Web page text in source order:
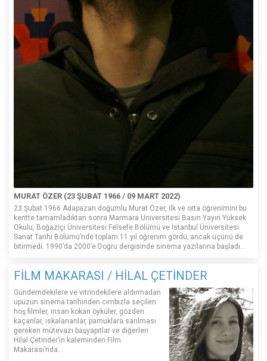
MURAT ÖZER (23 ŞUBAT 1966 / 09 MART 2022)
23 Şubat 1966 Adapazarı doğumlu Murat Özer, ilk ve orta öğrenimini bu
kentte tamamladıktan sonra Marmara Üniversitesi Basın Yayın Yüksek
Okulu, Boğaziçi Üniversitesi Felsefe Bölümü ve İstanbul Üniversitesi
Sanat Tarihi Bölümü’nde toplam 11 yıl öğrenim gördü; ancak üçünü de
bitirmedi. 1990’da 2000’e Doğru dergisinde sinema yazılarına başladı...
FİLM MAKARASI / HİLAL ÇETİNDER
Gündemdekilere ve vitrindekilere aldırmadan
upuzun sinema tarihinden cımbızla seçilen
hoş filmler, insan kokan öyküler, gözden
kaçanlar, ıskalananlar, pamuklara sarılması
gereken mütevazı başyapıtlar ve diğerleri
Hilal Çetinder’in kaleminden Film
Makarası’nda…